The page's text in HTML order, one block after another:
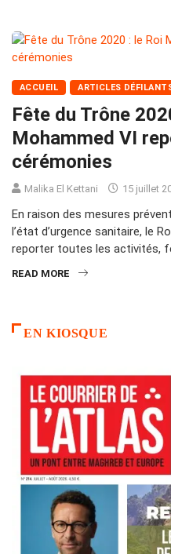
ACCUEIL ARTICLES
Fête du Trône
Mohammed VI
cérémonies
Malika El Kettani 15 juillet
En raison des mesures
l’état d’urgence sanitaire, le
reporter toutes les activités,
READ MORE
EN KIOSQUE